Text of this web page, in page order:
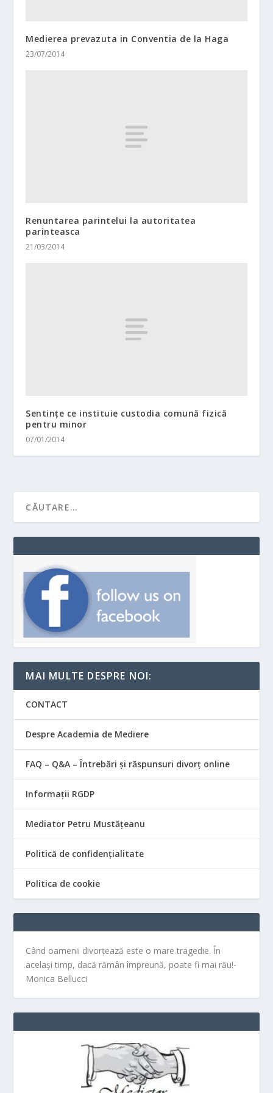
Medierea prevazuta in Conventia de la Haga
23/07/2014
Renuntarea parintelui la autoritatea
parinteasca
21/03/2014
Sentințe ce instituie custodia comună fizică
pentru minor
07/01/2014
MAI MULTE DESPRE NOI:
CONTACT
Despre Academia de Mediere
FAQ – Q&A – Întrebări și răspunsuri divorț online
Informații RGDP
Mediator Petru Mustățeanu
Politică de confidențialitate
Politica de cookie
Când oamenii divorțează este o mare tragedie. În
același timp, dacă rămân împreună, poate fi mai rău!-
Monica Bellucci